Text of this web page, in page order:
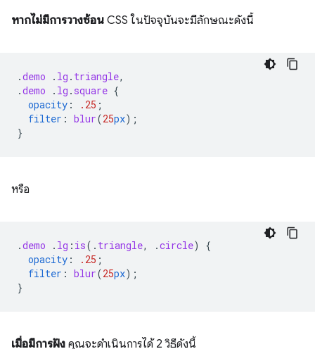
หากไม่มีการวางซ้อน CSS ในปัจจุบันจะมีลักษณะดังนี้
.demo . lg . triangle,
.demo . lg . square {
opacity : .25 ;
filter : blur(25px);
}
หรือ
.demo . lg : is( . triangle, .circle)
{
opacity : .25 ;
filter : blur(25px);
}
เมื่อมีการฝัง คุณจะดำเนินการได้ 2 วิธีดังนี้